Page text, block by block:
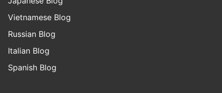
Vietnamese Blog
Russian Blog
Italian Blog
Spanish Blog